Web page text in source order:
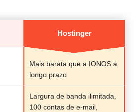
Hostinger
Mais barata que a IONOS a
longo prazo
Largura de banda ilimitada,
100 contas de e-mail,